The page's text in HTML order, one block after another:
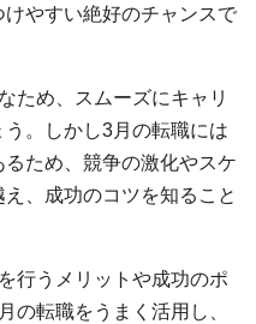
やすい絶好のチャンスで
ため、スムーズにキャリ
。しかし3月の転職には
ため、競争の激化やスケ
、成功のコツを知ること
行うメリットや成功のポ
の転職をうまく活用し、